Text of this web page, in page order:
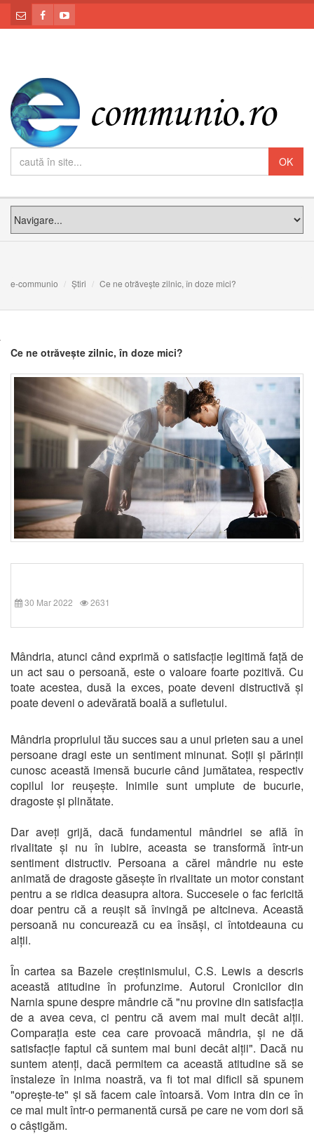
e-communio Știri Ce ne otrăvește zilnic, în doze mici?
Ce ne otrăvește zilnic, în doze mici?
30 Mar 2022 2631
Mândria, atunci când exprimă o satisfacție legitimă față de
un act sau o persoană, este o valoare foarte pozitivă. Cu
toate acestea, dusă la exces, poate deveni distructivă și
poate deveni o adevărată boală a sufletului.
Mândria propriului tău succes sau a unui prieten sau a unei
persoane dragi este un sentiment minunat. Soții și părinții
cunosc această imensă bucurie când jumătatea, respectiv
copilul lor reușește. Inimile sunt umplute de bucurie,
dragoste și plinătate.
Dar aveți grijă, dacă fundamentul mândriei se află în
rivalitate și nu în iubire, aceasta se transformă într-un
sentiment distructiv. Persoana a cărei mândrie nu este
animată de dragoste găsește în rivalitate un motor constant
pentru a se ridica deasupra altora. Succesele o fac fericită
doar pentru că a reușit să învingă pe altcineva. Această
persoană nu concurează cu ea însăși, ci întotdeauna cu
alții.
În cartea sa Bazele creștinismului, C.S. Lewis a descris
această atitudine în profunzime. Autorul Cronicilor din
Narnia spune despre mândrie că "nu provine din satisfacția
de a avea ceva, ci pentru că avem mai mult decât alții.
Comparația este cea care provoacă mândria, și ne dă
satisfacție faptul că suntem mai buni decât alții". Dacă nu
suntem atenți, dacă permitem ca această atitudine să se
înstaleze în inima noastră, va fi tot mai dificil să spunem
"oprește-te" și să facem cale întoarsă. Vom intra din ce în
ce mai mult într-o permanentă cursă pe care ne vom dori să
o câștigăm.